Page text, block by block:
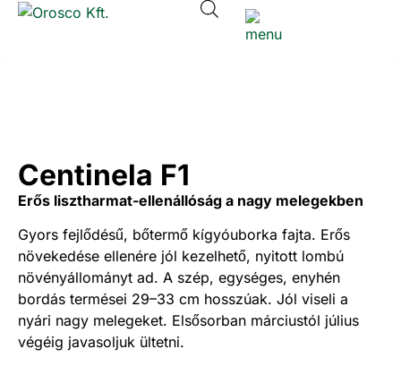
Centinela F1
Erős lisztharmat-ellenállóság a nagy melegekben
Gyors fejlődésű, bőtermő kígyóuborka fajta. Erős
növekedése ellenére jól kezelhető, nyitott lombú
növényállományt ad. A szép, egységes, enyhén
bordás termései 29–33 cm hosszúak. Jól viseli a
nyári nagy melegeket. Elsősorban márciustól július
végéig javasoljuk ültetni.